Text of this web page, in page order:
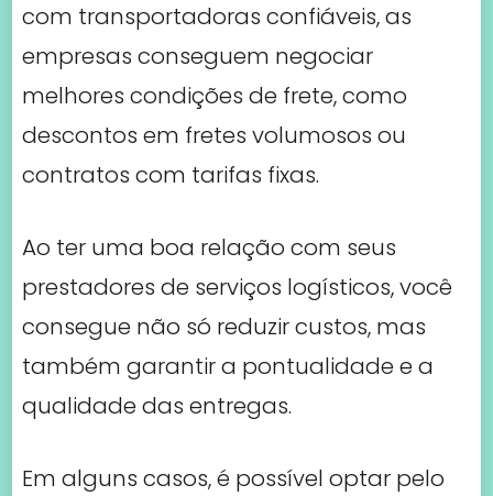
com transportadoras confiáveis, as
empresas conseguem negociar
melhores condições de frete, como
descontos em fretes volumosos ou
contratos com tarifas fixas.
Ao ter uma boa relação com seus
prestadores de serviços logísticos, você
consegue não só reduzir custos, mas
também garantir a pontualidade e a
qualidade das entregas.
Em alguns casos, é possível optar pelo